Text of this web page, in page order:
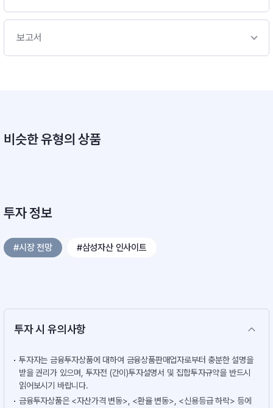
보고서
비슷한 유형의 상품
투자 정보
#시장 전망 #삼성자산 인사이트
투자 시 유의사항
투자자는 금융투자상품에 대하여 금융상품판매업자로부터 충분한 설명을
받을 권리가 있으며, 투자전 (간이)투자설명서 및 집합투자규약을 반드시
읽어보시기 바랍니다.
금융투자상품은 <자산가격 변동>, <환율 변동>, <신용등급 하락> 등에